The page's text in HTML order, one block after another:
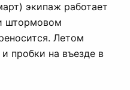
экипаж работает
штормовом
Летом
пробки на въезде в